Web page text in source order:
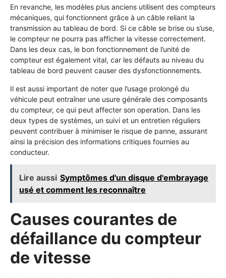
En revanche, les modèles plus anciens utilisent des compteurs
mécaniques, qui fonctionnent grâce à un câble reliant la
transmission au tableau de bord. Si ce câble se brise ou s’use,
le compteur ne pourra pas afficher la vitesse correctement.
Dans les deux cas, le bon fonctionnement de l’unité de
compteur est également vital, car les défauts au niveau du
tableau de bord peuvent causer des dysfonctionnements.
Il est aussi important de noter que l’usage prolongé du
véhicule peut entraîner une usure générale des composants
du compteur, ce qui peut affecter son operation. Dans les
deux types de systèmes, un suivi et un entretien réguliers
peuvent contribuer à minimiser le risque de panne, assurant
ainsi la précision des informations critiques fournies au
conducteur.
Lire aussi Symptômes d'un disque d'embrayage
usé et comment les reconnaître
Causes courantes de
défaillance du compteur
de vitesse